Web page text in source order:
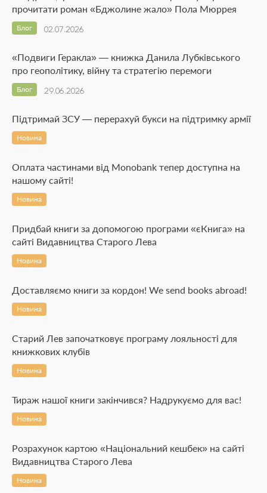
прочитати роман «Бджолине жало» Пола Мюррея
02.07.2026
Блог
«Подвиги Геракла» — книжка Данила Лубківського
про геополітику, війну та стратегію перемоги
29.06.2026
Блог
Підтримай ЗСУ — перерахуй букси на підтримку армії
Новина
Оплата частинами від Monobank тепер доступна на
нашому сайті!
Новина
Придбай книги за допомогою програми «єКнига» на
сайті Видавництва Старого Лева
Новина
Доставляємо книги за кордон! We send books abroad!
Новина
Старий Лев започатковує програму лояльності для
книжкових клубів
Новина
Тираж нашої книги закінчився? Надрукуємо для вас!
Новина
Розрахунок картою «Національний кешбек» на сайті
Видавництва Старого Лева
Новина